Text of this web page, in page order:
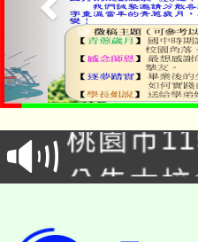
「2026
車」活動
桃園市
生本土
公告本